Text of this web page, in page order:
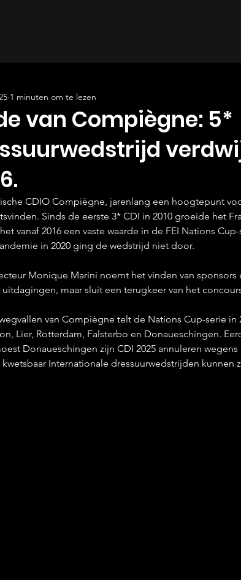
van Compiègne: 5*
1 minuten om te lezen
CDIO Compiègne, jarenlang een hoogtepunt
Sinds de eerste 3* CDI in 2010 groeide het
vanaf 2016 een vaste waarde in de FEI Nations
in 2020 ging de wedstrijd niet door.
Monique Marini noemt het vinden van
maar sluit een terugkeer van het
van Compiègne telt de Nations Cup-serie in
Lier, Rotterdam, Falsterbo en Donaueschingen.
Donaueschingen zijn CDI 2025 annuleren
Internationale dressuurwedstrijden kunnen